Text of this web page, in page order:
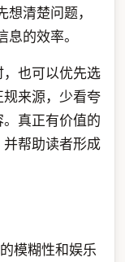
清楚问题，
的效率。
也可以优先选
来源，少看夸
真正有价值的
帮助读者形成
模糊性和娱乐